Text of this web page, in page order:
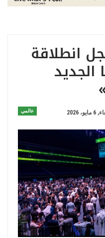
انطلاقة
عالمي 2026